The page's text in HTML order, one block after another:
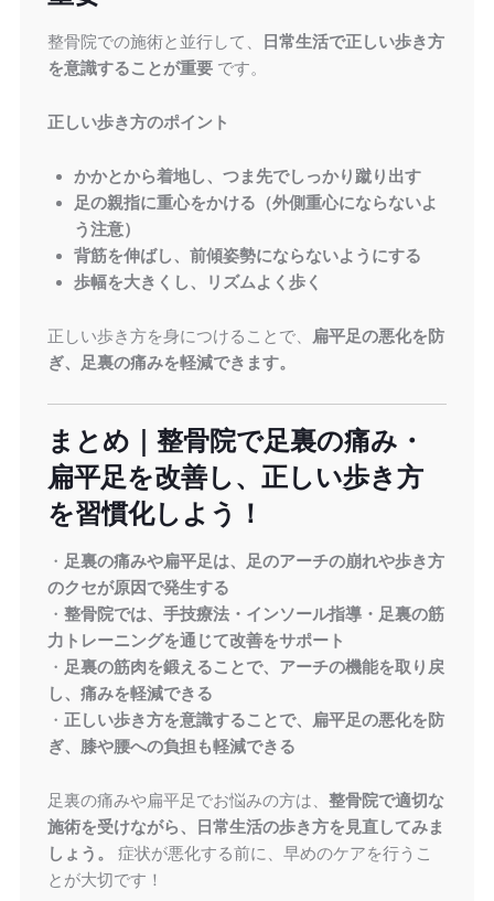
整骨院での施術と並行して、
日常生活で正しい歩き方
を意識することが重要です。
正しい歩き方のポイント
かかとから着地し、つま先でしっかり蹴り出す
足の親指に重心をかける（外側重心にならないよ
う注意）
背筋を伸ばし、前傾姿勢にならないようにする
歩幅を大きくし、リズムよく歩く
正しい歩き方を身につけることで、
扁平足の悪化を防
ぎ、足裏の痛みを軽減できます。
まとめ｜整骨院で足裏の痛み・
扁平足を改善し、正しい歩き方
を習慣化しよう！
・ 足裏の痛みや扁平足は、足のアーチの崩れや歩き方
のクセが原因で発生する
・ 整骨院では、手技療法・インソール指導・足裏の筋
力トレーニングを通じて改善をサポート
・ 足裏の筋肉を鍛えることで、アーチの機能を取り戻
し、痛みを軽減できる
・ 正しい歩き方を意識することで、扁平足の悪化を防
ぎ、膝や腰への負担も軽減できる
足裏の痛みや扁平足でお悩みの方は、 整骨院で適切な
施術を受けながら、日常生活の歩き方を見直してみま
しょう。
症状が悪化する前に、早めのケアを行うこ
とが大切です！